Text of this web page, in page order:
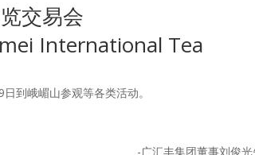
交易会
International Tea
到峨嵋山参观等各类活动。
-广汇丰集团董事刘俊